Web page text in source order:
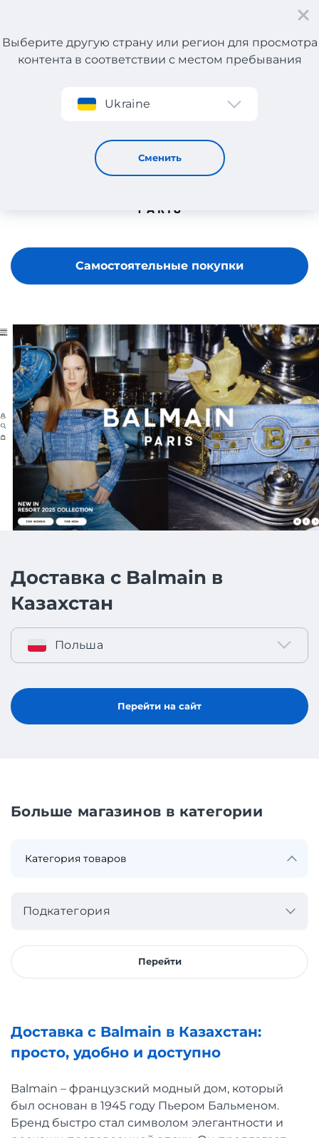
Регистрация
Выберите другую страну или регион для просмотра
контента в соответствии с местом пребывания
Ukraine
Сменить
Balmain
Самостоятельные покупки
Доставка с Balmain в
Казахстан
Польша
Перейти на сайт
Больше магазинов в категории
Подкатегория
Перейти
Доставка с Balmain в Казахстан:
просто, удобно и доступно
Balmain – французский модный дом, который
был основан в 1945 году Пьером Бальменом.
Бренд быстро стал символом элегантности и